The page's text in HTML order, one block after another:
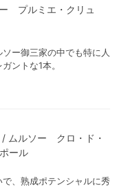
ー プルミエ・クリュ
ー御三家の中でも特に人
ントな1本。
/ ムルソー クロ・ド・
ール
、熟成ポテンシャルに秀